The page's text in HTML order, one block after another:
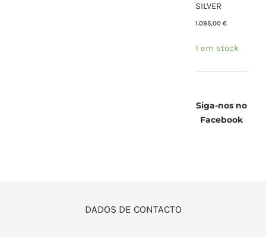
SILVER
1.095,00 €
1 em stock
Siga-nos no
Facebook
DADOS DE CONTACTO